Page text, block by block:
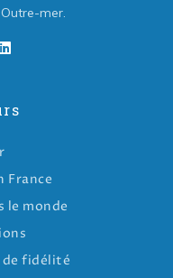
mer.
France
le monde
de fidélité